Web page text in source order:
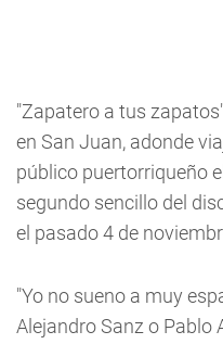
"Zapatero a tus
en San Juan, adonde
público puertorriqueño
segundo sencillo del
el pasado 4 de
"Yo no sueno a muy
Alejandro Sanz o Pablo